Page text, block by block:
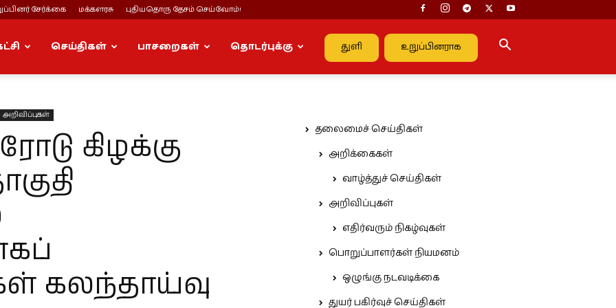
சேர்க்கை மக்களரசு புதியதொரு தேசம் செய்வோம்!
துளி உறுப்பினராக
செய்திகள் பாசறைகள் தொடர்புக்கு
அறிவிப்புகள்
கிழக்கு
கலந்தாய்வு
தலைமைச் செய்திகள்
அறிக்கைகள்
வாழ்த்துச் செய்திகள்
அறிவிப்புகள்
எதிர்வரும் நிகழ்வுகள்
பொறுப்பாளர்கள் நியமனம்
ஒழுங்கு நடவடிக்கை
துயர் பகிர்வுச் செய்திகள்